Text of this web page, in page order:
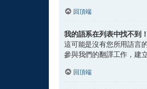
回頂端
我的語系在列表中找不到！
這可能是沒有您所用語言
參與我們的翻譯工作，建
回頂端